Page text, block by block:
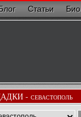
Статьи Био
- СЕВАСТОПОЛЬ